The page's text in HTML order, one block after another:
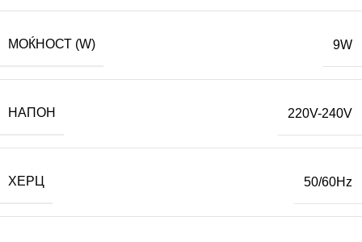
МОЌНОСТ (W) 9W
НАПОН 220V-240V
ХЕРЦ 50/60Hz